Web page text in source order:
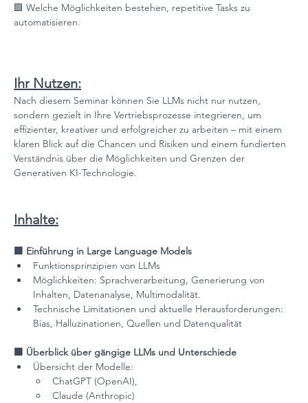
🟪 Welche Möglichkeiten bestehen, repetitive Tasks zu
automatisieren.
Ihr Nutzen:
Nach diesem Seminar können Sie LLMs nicht nur nutzen,
sondern gezielt in Ihre Vertriebsprozesse integrieren, um
effizienter, kreativer und erfolgreicher zu arbeiten – mit einem
klaren Blick auf die Chancen und Risiken und einem fundierten
Verständnis über die Möglichkeiten und Grenzen der
Generativen KI-Technologie.
Inhalte:
🟪 Einführung in Large Language Models
Funktionsprinzipien von LLMs
Möglichkeiten: Sprachverarbeitung, Generierung von
Inhalten, Datenanalyse, Multimodalität.
Technische Limitationen und aktuelle Herausforderungen:
Bias, Halluzinationen, Quellen und Datenqualität
🟪 Überblick über gängige LLMs und Unterschiede
Übersicht der Modelle:
ChatGPT (OpenAI),
Claude (Anthropic)